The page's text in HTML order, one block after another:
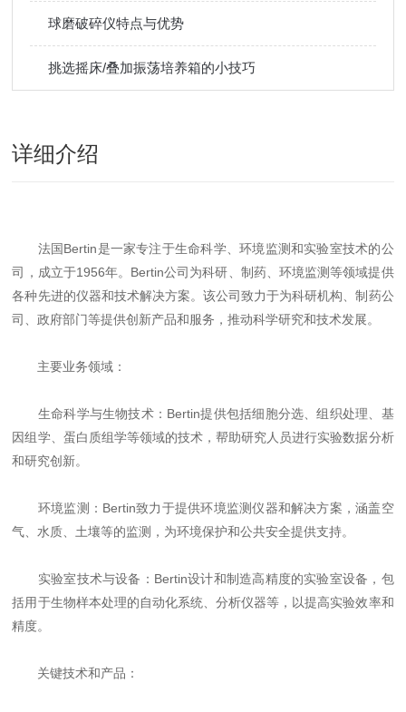
球磨破碎仪特点与优势
挑选摇床/叠加振荡培养箱的小技巧
详细介绍
法国Bertin是一家专注于生命科学、环境监测和实验室技术的公
司，成立于1956年。Bertin公司为科研、制药、环境监测等领域提供
各种先进的仪器和技术解决方案。该公司致力于为科研机构、制药公
司、政府部门等提供创新产品和服务，推动科学研究和技术发展。
主要业务领域：
生命科学与生物技术：Bertin提供包括细胞分选、组织处理、基
因组学、蛋白质组学等领域的技术，帮助研究人员进行实验数据分析
和研究创新。
环境监测：Bertin致力于提供环境监测仪器和解决方案，涵盖空
气、水质、土壤等的监测，为环境保护和公共安全提供支持。
实验室技术与设备：Bertin设计和制造高精度的实验室设备，包
括用于生物样本处理的自动化系统、分析仪器等，以提高实验效率和
精度。
关键技术和产品：